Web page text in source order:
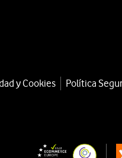
y Cookies Política